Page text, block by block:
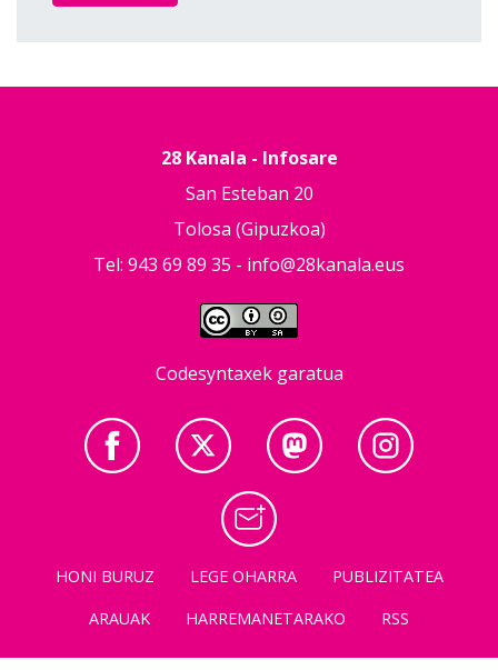
28 Kanala - Infosare
San Esteban 20
Tolosa (Gipuzkoa)
Tel: 943 69 89 35 - info@28kanala.eus
Codesyntaxek garatua
HONI BURUZ LEGE OHARRA
PUBLIZITATEA
ARAUAK
HARREMANETARAKO RSS